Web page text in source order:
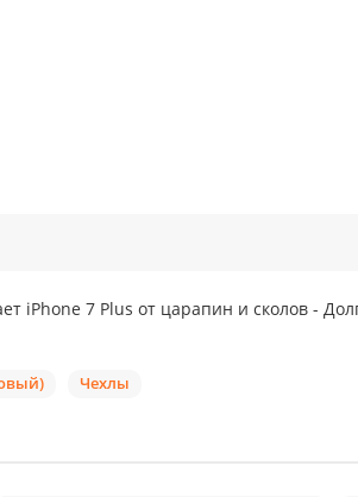
7 Plus от царапин и сколов -
Чехлы